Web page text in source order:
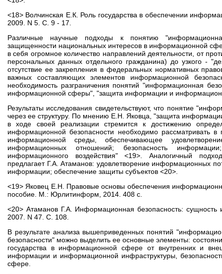
<18> Волчинская Е.К. Роль государства в обеспечении
2009. N 5. С. 9 - 17.
Различные научные подходы к понятию
защищенности национальных интересов в информационной
в себя огромное количество направлений деятельности, от
персональных данных отдельного гражданина) до узкого -
отсутствие ее закрепления в федеральных нормативных
важных составляющих элементов информационной
необходимость разграничения понятий "информационная
информационной сферы", "защита информации и
Результаты исследования свидетельствуют, что понятие
через ее структуру. По мнению Е.Н. Яковца, "защита
в ходе своей реализации стремится к достижению
информационной безопасности необходимо рассматривать
информационной среды, обеспечивающее
информационных отношений; безопасность
информационного воздействия" <19>. Аналогичный
предлагает Г.А. Атаманов: удовлетворение информационных
информации; обеспечение защиты субъектов <20>.
<19> Яковец Е.Н. Правовые основы обеспечения
пособие. М.: Юрлитинформ, 2014. 408 с.
<20> Атаманов Г.А. Информационная безопасность: сущность
2007. N 47. С. 108.
В результате анализа вышеприведенных понятий
безопасности" можно выделить ее основные элементы:
государства в информационной сфере от внутренних и
информации и информационной инфраструктуры,
сфере.